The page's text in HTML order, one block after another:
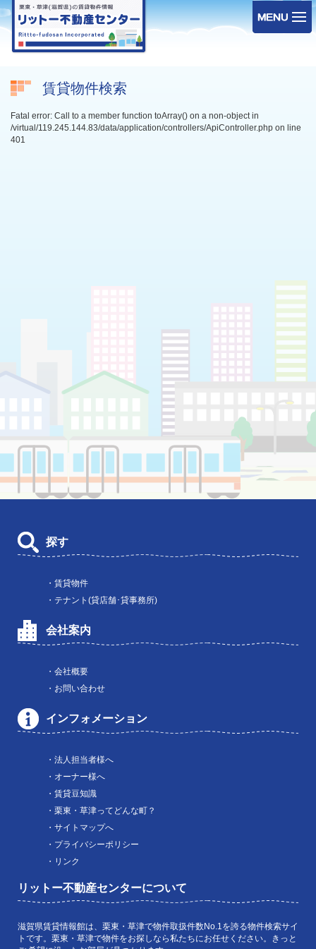
賃貸物件検索
Fatal error: Call to a member function toArray() on a non-object in
/virtual/119.245.144.83/data/application/controllers/ApiController.php on line
401
探す
・賃貸物件
・テナント(貸店舗･貸事務所)
会社案内
・会社概要
・お問い合わせ
インフォメーション
・法人担当者様へ
・オーナー様へ
・賃貸豆知識
・栗東・草津ってどんな町？
・サイトマップへ
・プライバシーポリシー
・リンク
リットー不動産センターについて
滋賀県賃貸情報館は、栗東・草津で物件取扱件数No.1を誇る物件検索サイ
トです。栗東・草津で物件をお探しなら私たちにお任せください。きっと